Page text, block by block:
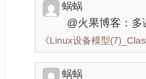
蜗蜗
@火果博客：多
《Linux设备模型
蜗蜗